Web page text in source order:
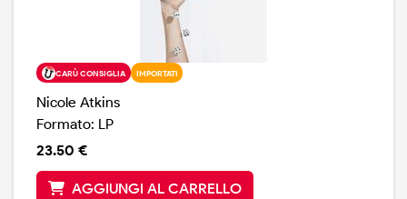
CARÙ CONSIGLIA IMPORTATI
Nicole Atkins
Formato: LP
23.50 €
AGGIUNGI AL CARRELLO